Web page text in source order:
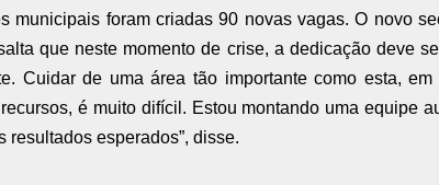
municipais foram criadas 90 novas vagas. O novo
que neste momento de crise, a dedicação deve
Cuidar de uma área tão importante como esta,
é muito difícil. Estou montando uma equipe
resultados esperados”, disse.